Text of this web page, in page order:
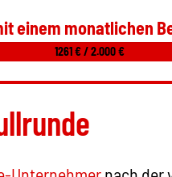
einem monatlichen
1261 € / 2.000 €